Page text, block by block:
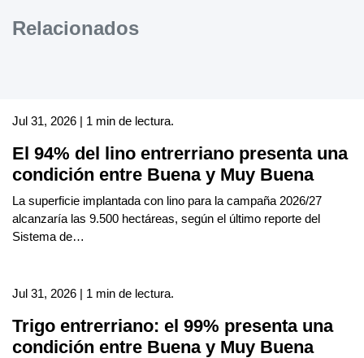
Relacionados
Jul 31, 2026 | 1 min de lectura.
El 94% del lino entrerriano presenta una
condición entre Buena y Muy Buena
La superficie implantada con lino para la campaña 2026/27
alcanzaría las 9.500 hectáreas, según el último reporte del
Sistema de…
Jul 31, 2026 | 1 min de lectura.
Trigo entrerriano: el 99% presenta una
condición entre Buena y Muy Buena